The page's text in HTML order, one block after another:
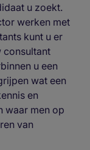
u zoekt.
werken met
kunt u er
consultant
u een
wat een
en
waar men op
van